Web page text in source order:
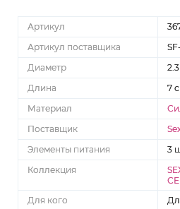
Артикул
Артикул поставщика
Диаметр
Длина
7
Материал
Поставщик
Элементы питания
3
Коллекция
Для кого